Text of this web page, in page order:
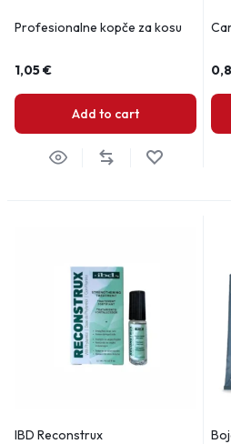
Profesionalne kopče za kosu
1,05€
Add to cart
IBD Reconstrux